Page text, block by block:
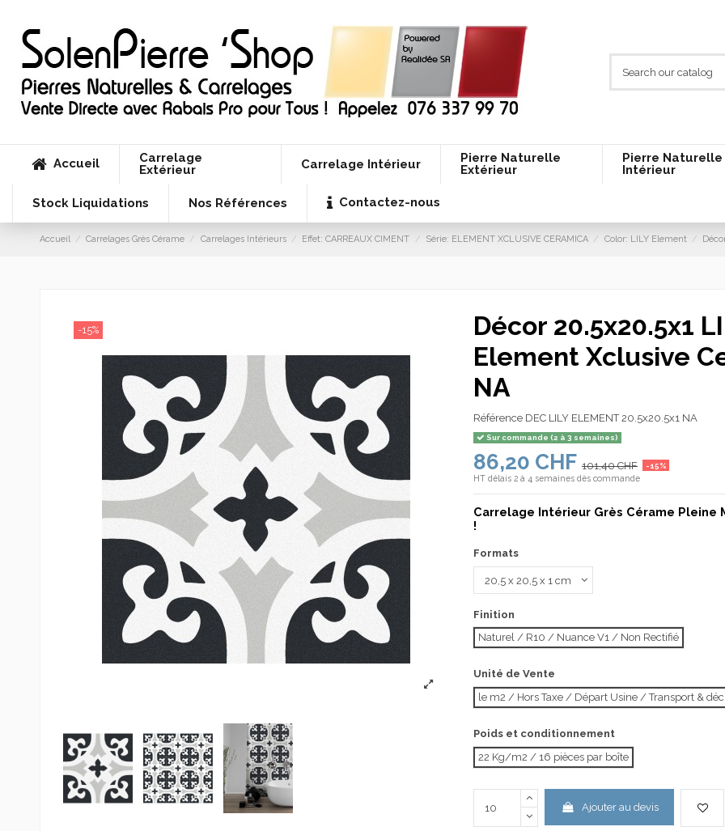
Accueil
Carrelage
Extérieur
Carrelage Intérieur
Pierre Naturelle
Extérieur
Pierre Naturelle
Intérieur
Stock Liquidations Nos Références Contactez-nous
Accueil Carrelages Grès Cérame Carrelages Intérieurs Effet: CARREAUX CIMENT Série: ELEMENT XCLUSIVE CERAMICA Color: LILY Element
-15%
Décor 20.5x20.5x1
Element Xclusive
NA
Référence DEC LILY ELEMENT 20.5x20.5x1 NA
Sur commande (2 à 3 semaines)
86,20 CHF 101,40 CHF -15%
HTdélais 2 à 4 semaines dès commande
Carrelage Intérieur Grès Cérame Pleine
!
Formats
Finition
Naturel / R10 / Nuance V1 / Non Rectifié
Unité de Vente
le m2 / Hors Taxe / Départ Usine / Transport &
Poids et conditionnement
22 Kg/m2 / 16 pièces par boîte
Ajouter au devis